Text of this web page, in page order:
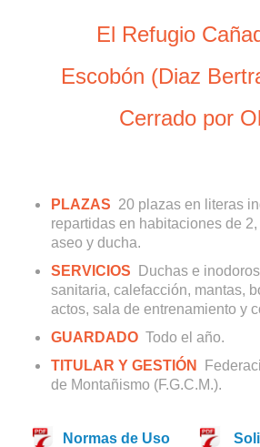
El Refugio
Escobón (Diaz
Cerrado por
PLAZAS 20 plazas en literas
repartidas en habitaciones de
aseo y ducha.
SERVICIOS
Duchas e
sanitaria, calefacción, mantas,
actos, sala de entrenamiento y
GUARDADO Todo el año.
TITULAR Y GESTIÓN
de Montañismo (F.G.C.M.).
Normas de Uso